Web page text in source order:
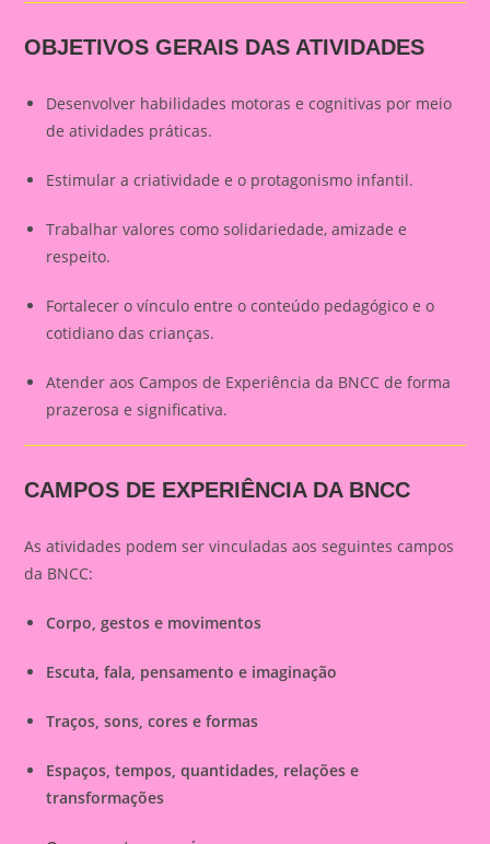
OBJETIVOS GERAIS DAS ATIVIDADES
Desenvolver habilidades motoras e cognitivas por meio
de atividades práticas.
Estimular a criatividade e o protagonismo infantil.
Trabalhar valores como solidariedade, amizade e
respeito.
Fortalecer o vínculo entre o conteúdo pedagógico e o
cotidiano das crianças.
Atender aos Campos de Experiência da BNCC de forma
prazerosa e significativa.
CAMPOS DE EXPERIÊNCIA DA BNCC
As atividades podem ser vinculadas aos seguintes campos
da BNCC:
Corpo, gestos e movimentos
Escuta, fala, pensamento e imaginação
Traços, sons, cores e formas
Espaços, tempos, quantidades, relações e
transformações